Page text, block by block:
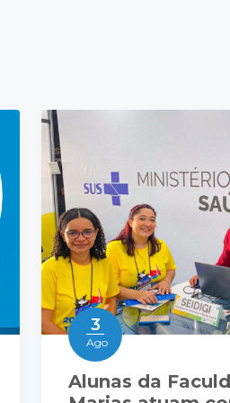
3
Ago
Alunas da